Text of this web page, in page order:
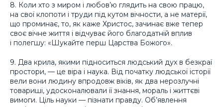
8. Коли хто з миром і любов’ю глядить на свою працю,
на свої клопоти і труди під кутом вічности, а не матерії,
що проминає, то, як каже Христос, зачинає вже тепер
своє вічне життя і відчуває його благодатній вплив
і полегшу: «Шукайте перш Царства Божого».
9. Два крила, якими підноситься людський дух в безкраї
простори, — це віра і наука. Від початку людської історії
вели вони людину впродовж віків, як два нерозлучні
товариші, удосконалювали її знання, мораль і життєві
вимоги. Ціль науки — пізнати правду. Об’явлення